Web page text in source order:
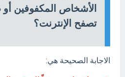
الأشخاص المكفوفين
تصفح الإنترنت؟
الاجابة الصحيحة هي: